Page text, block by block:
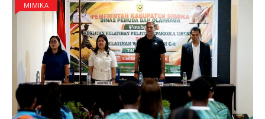
MIMIKA